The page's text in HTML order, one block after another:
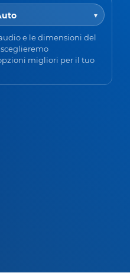
e le dimensioni del
migliori per il tuo